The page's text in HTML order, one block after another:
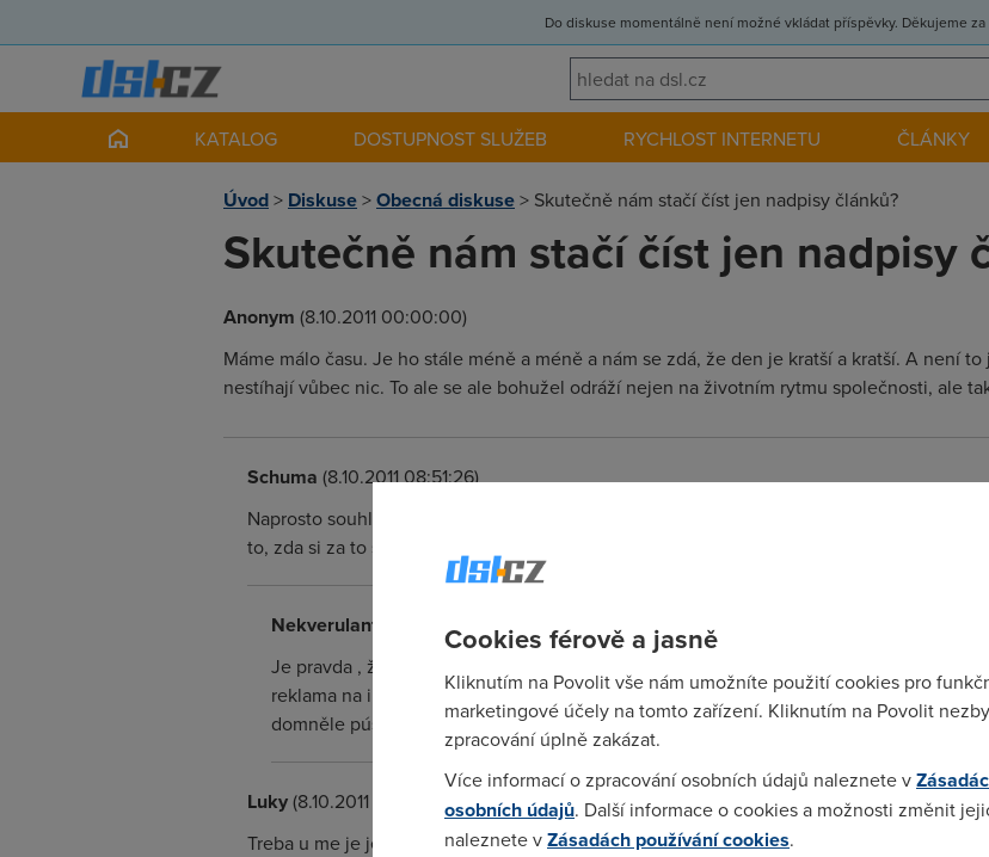
Do diskuse momentálně není možné vkládat příspěvky. Děkujeme
KATALOG DOSTUPNOST SLUŽEB RYCHLOST INTERNETU ČLÁNKY
Úvod> Diskuse>Obecná diskuse> Skutečně nám stačí číst jen nadpisy článků?
Skutečně nám stačí číst jen nadpisy
Anonym (8.10.2011 00:00:00)
Máme málo času. Je ho stále méně a méně a nám se zdá, že den je kratší a kratší. A není
nestíhají vůbec nic. To ale se ale bohužel odráží nejen na životním rytmu společnosti, ale
Schuma (8.10.2011 08:51:26)
Naprosto souhlasím pane Procházko! Dle mého to chce více takových zamyšlení - aby
to, zda si za to sami mohou či nemohou) v poslední době vlastně děje.
Nekverulant
(23.10.2011 13:25:44)
Je pravda , že media útočí na ty co hůře a méně častěji čtou ,či jim dělá problém
reklama na internetu , které by ovlivnila , ti si k němu cestu nikdy nenajdou. Takový
domněle púsobící reklamu poslouží jinde ...........Firmy dosud na internetu působící
Luky(8.10.2011 08:56:51)
Treba u me je jeden z duvodu, proc ctu jen nadpisy i to, ze jsou ve velke vetsine
Cookies férově a jasně
Kliknutím na Povolit vše nám umožníte použití cookies pro
marketingové účely na tomto zařízení. Kliknutím na Povolit
zpracování úplně zakázat.
Více informací o zpracování osobních údajů naleznete v
osobních údajů. Další informace o cookies a možnosti změnit
naleznete vZásadách používání cookies.